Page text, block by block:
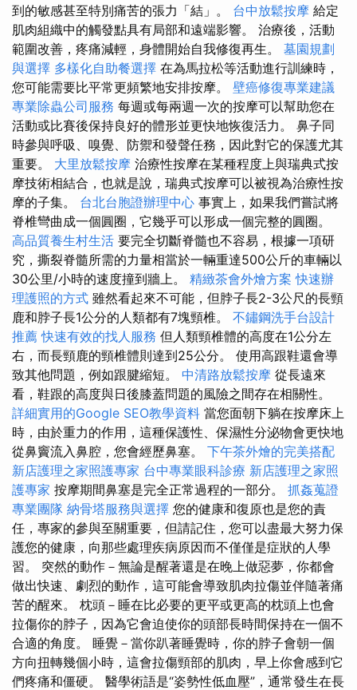
到的敏感甚至特別痛苦的張力「結」。 台中放鬆按摩 給定
肌肉組織中的觸發點具有局部和遠端影響。 治療後，活動
範圍改善，疼痛減輕，身體開始自我修復再生。 墓園規劃
與選擇 多樣化自助餐選擇 在為馬拉松等活動進行訓練時，
您可能需要比平常更頻繁地安排按摩。 壁癌修復專業建議
專業除蟲公司服務 每週或每兩週一次的按摩可以幫助您在
活動或比賽後保持良好的體形並更快地恢復活力。 鼻子同
時參與呼吸、嗅覺、防禦和發聲任務，因此對它的保護尤其
重要。 大里放鬆按摩 治療性按摩在某種程度上與瑞典式按
摩技術相結合，也就是說，瑞典式按摩可以被視為治療性按
摩的子集。 台北台胞證辦理中心 事實上，如果我們嘗試將
脊椎彎曲成一個圓圈，它幾乎可以形成一個完整的圓圈。
高品質養生村生活 要完全切斷脊髓也不容易，根據一項研
究，撕裂脊髓所需的力量相當於一輛重達500公斤的車輛以
30公里/小時的速度撞到牆上。 精緻茶會外燴方案 快速辦
理護照的方式 雖然看起來不可能，但脖子長2-3公尺的長頸
鹿和脖子長1公分的人類都有7塊頸椎。 不鏽鋼洗手台設計
推薦 快速有效的找人服務 但人類頸椎體的高度在1公分左
右，而長頸鹿的頸椎體則達到25公分。 使用高跟鞋還會導
致其他問題，例如跟腱縮短。 中清路放鬆按摩 從長遠來
看，鞋跟的高度與日後膝蓋問題的風險之間存在相關性。
詳細實用的Google SEO教學資料 當您面朝下躺在按摩床上
時，由於重力的作用，這種保護性、保濕性分泌物會更快地
從鼻竇流入鼻腔，您會經歷鼻塞。 下午茶外燴的完美搭配
新店護理之家照護專家 台中專業眼科診療 新店護理之家照
護專家 按摩期間鼻塞是完全正常過程的一部分。 抓姦蒐證
專業團隊 納骨塔服務與選擇 您的健康和復原也是您的責
任，專家的參與至關重要，但請記住，您可以盡最大努力保
護您的健康，向那些處理疾病原因而不僅僅是症狀的人學
習。 突然的動作－無論是醒著還是在晚上做惡夢，你都會
做出快速、劇烈的動作，這可能會導致肌肉拉傷並伴隨著痛
苦的醒來。 枕頭－睡在比必要的更平或更高的枕頭上也會
拉傷你的脖子，因為它會迫使你的頭部長時間保持在一個不
合適的角度。 睡覺－當你趴著睡覺時，你的脖子會朝一個
方向扭轉幾個小時，這會拉傷頸部的肌肉，早上你會感到它
們疼痛和僵硬。 醫學術語是“姿勢性低血壓”，通常發生在長